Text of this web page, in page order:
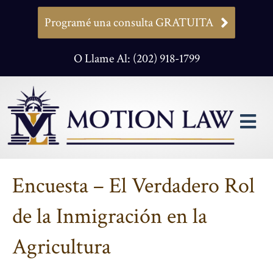
Programé una consulta GRATUITA
O Llame Al: (202) 918-1799
Encuesta – El Verdadero Rol
de la Inmigración en la
Agricultura